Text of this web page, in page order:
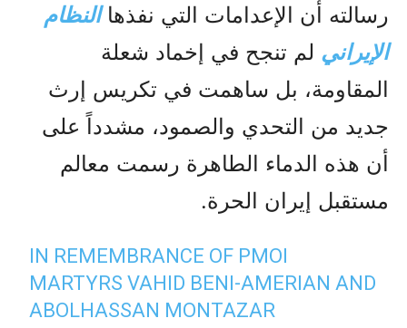
رسالته أن الإعدامات التي نفذهاالنظام
الإيراني لم تنجح في إخماد شعلة
المقاومة، بل ساهمت في تكريس إرث
جديد من التحدي والصمود، مشدداً على
أن هذه الدماء الطاهرة رسمت معالم
مستقبل إيران الحرة.
IN REMEMBRANCE OF PMOI
MARTYRS VAHID BENI-AMERIAN AND
ABOLHASSAN MONTAZAR